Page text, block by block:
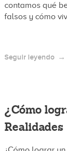
contamos qué
falsos y cómo
Seguir leyendo
¿Cómo
Realidades